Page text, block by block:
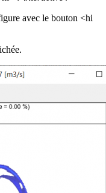
avec le bouton <hi